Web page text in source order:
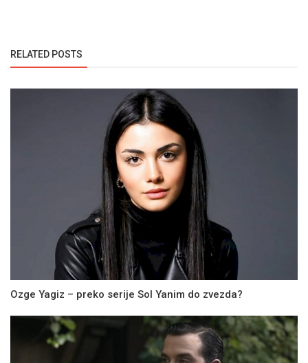
RELATED POSTS
Ozge Yagiz – preko serije Sol Yanim do zvezda?